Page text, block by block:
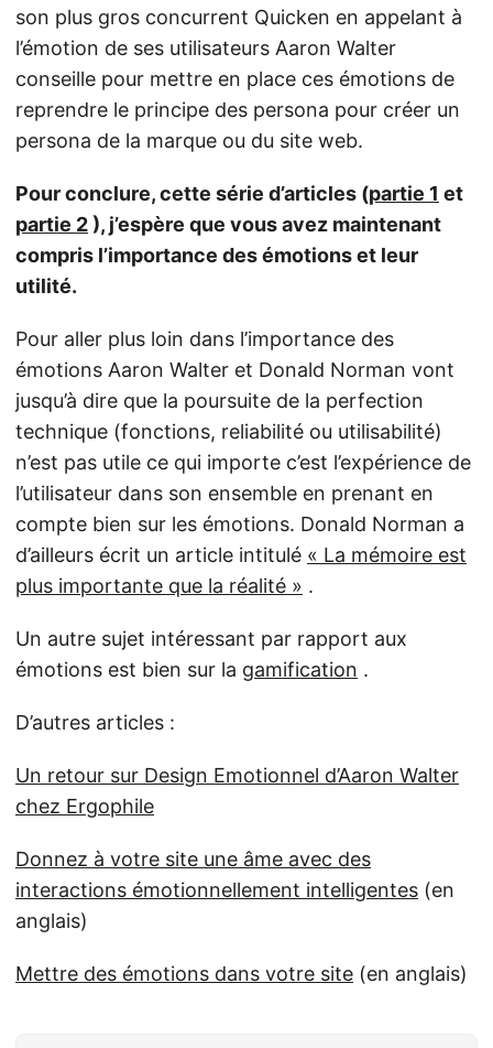
son plus gros concurrent Quicken en appelant à
l’émotion de ses utilisateurs Aaron Walter
conseille pour mettre en place ces émotions de
reprendre le principe des persona pour créer un
persona de la marque ou du site web.
Pour conclure, cette série d’articles (partie 1 et
partie 2 ), j’espère que vous avez maintenant
compris l’importance des émotions et leur
utilité.
Pour aller plus loin dans l’importance des
émotions Aaron Walter et Donald Norman vont
jusqu’à dire que la poursuite de la perfection
technique (fonctions, reliabilité ou utilisabilité)
n’est pas utile ce qui importe c’est l’expérience de
l’utilisateur dans son ensemble en prenant en
compte bien sur les émotions. Donald Norman a
d’ailleurs écrit un article intitulé « La mémoire est
plus importante que la réalité » .
Un autre sujet intéressant par rapport aux
émotions est bien sur la gamification .
D’autres articles :
Un retour sur Design Emotionnel d’Aaron Walter
chez Ergophile
Donnez à votre site une âme avec des
interactions émotionnellement intelligentes (en
anglais)
Mettre des émotions dans votre site (en anglais)